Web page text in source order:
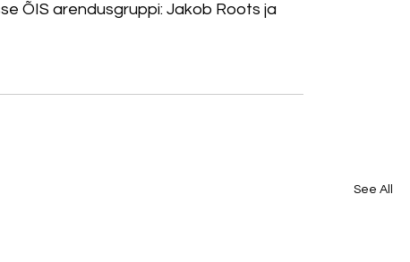
ÕIS arendusgruppi: Jakob Roots ja
See All